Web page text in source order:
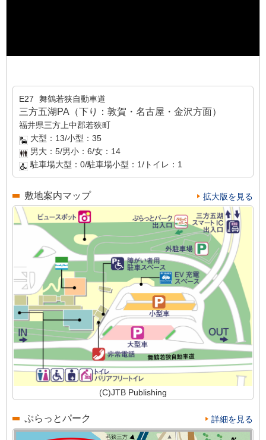
E27 舞鶴若狭自動車道
三方五湖PA（下り：敦賀・名古屋・金沢方面）
福井県三方上中郡若狭町
大型：13/小型：35
男大：5/男小：6/女：14
駐車場大型：0/駐車場小型：1/トイレ：1
敷地案内マップ 拡大版を見る
(C)JTB Publishing
ぷらっとパーク 詳細を見る